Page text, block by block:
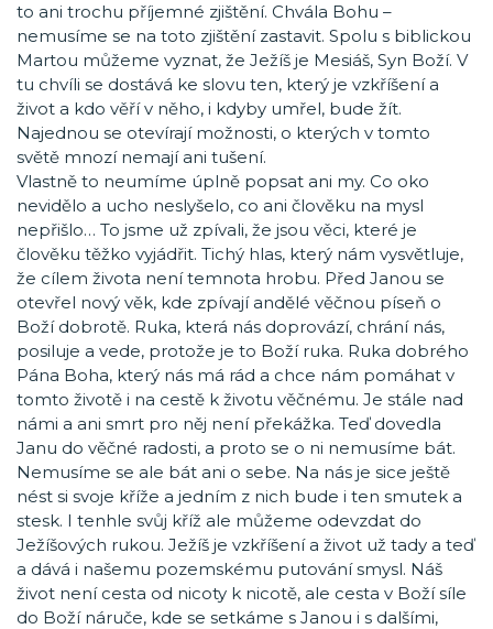
to ani trochu příjemné zjištění. Chvála Bohu –
nemusíme se na toto zjištění zastavit. Spolu s biblickou
Martou můžeme vyznat, že Ježíš je Mesiáš, Syn Boží. V
tu chvíli se dostává ke slovu ten, který je vzkříšení a
život a kdo věří v něho, i kdyby umřel, bude žít.
Najednou se otevírají možnosti, o kterých v tomto
světě mnozí nemají ani tušení.
Vlastně to neumíme úplně popsat ani my. Co oko
nevidělo a ucho neslyšelo, co ani člověku na mysl
nepřišlo… To jsme už zpívali, že jsou věci, které je
člověku těžko vyjádřit. Tichý hlas, který nám vysvětluje,
že cílem života není temnota hrobu. Před Janou se
otevřel nový věk, kde zpívají andělé věčnou píseň o
Boží dobrotě. Ruka, která nás doprovází, chrání nás,
posiluje a vede, protože je to Boží ruka. Ruka dobrého
Pána Boha, který nás má rád a chce nám pomáhat v
tomto životě i na cestě k životu věčnému. Je stále nad
námi a ani smrt pro něj není překážka. Teď dovedla
Janu do věčné radosti, a proto se o ni nemusíme bát.
Nemusíme se ale bát ani o sebe. Na nás je sice ještě
nést si svoje kříže a jedním z nich bude i ten smutek a
stesk. I tenhle svůj kříž ale můžeme odevzdat do
Ježíšových rukou. Ježíš je vzkříšení a život už tady a teď
a dává i našemu pozemskému putování smysl. Náš
život není cesta od nicoty k nicotě, ale cesta v Boží síle
do Boží náruče, kde se setkáme s Janou i s dalšími,